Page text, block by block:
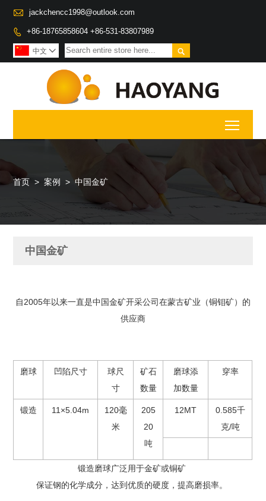
 jackchencc1998@outlook.com
 +86-18765858604 +86-531-83807989

中文 
首页 > 案例 > 中国金矿
中国金矿
自2005年以来一直是中国金矿开采公司在蒙古矿业（铜钼矿）的
供应商
磨球 凹陷尺寸
球尺
寸
矿石
数量
磨球添
加数量
穿率
锻造 11×5.04m
120毫
米
205
20
吨
12MT
0.585千
克/吨
锻造磨球广泛用于金矿或铜矿
保证钢的化学成分，达到优质的硬度，提高磨损率。